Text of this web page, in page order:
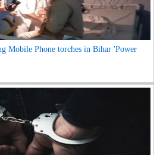
Mobile Phone torches in Bihar 'Power